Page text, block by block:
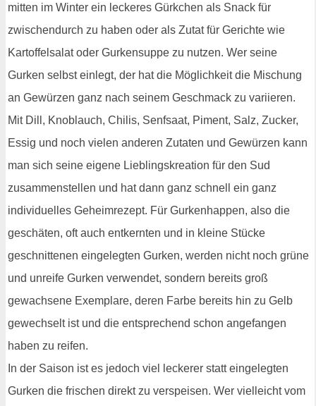
mitten im Winter ein leckeres Gürkchen als Snack für
zwischendurch zu haben oder als Zutat für Gerichte wie
Kartoffelsalat oder Gurkensuppe zu nutzen. Wer seine
Gurken selbst einlegt, der hat die Möglichkeit die Mischung
an Gewürzen ganz nach seinem Geschmack zu variieren.
Mit Dill, Knoblauch, Chilis, Senfsaat, Piment, Salz, Zucker,
Essig und noch vielen anderen Zutaten und Gewürzen kann
man sich seine eigene Lieblingskreation für den Sud
zusammenstellen und hat dann ganz schnell ein ganz
individuelles Geheimrezept. Für Gurkenhappen, also die
geschäten, oft auch entkernten und in kleine Stücke
geschnittenen eingelegten Gurken, werden nicht noch grüne
und unreife Gurken verwendet, sondern bereits groß
gewachsene Exemplare, deren Farbe bereits hin zu Gelb
gewechselt ist und die entsprechend schon angefangen
haben zu reifen.
In der Saison ist es jedoch viel leckerer statt eingelegten
Gurken die frischen direkt zu verspeisen. Wer vielleicht vom